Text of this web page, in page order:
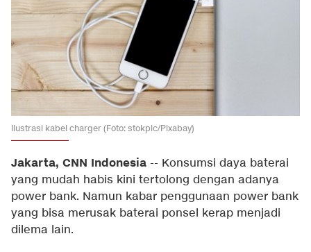
Ilustrasi kabel charger (Foto: stokpic/Pixabay)
Jakarta, CNN Indonesia -- Konsumsi daya baterai
yang mudah habis kini tertolong dengan adanya
power bank. Namun kabar penggunaan power bank
yang bisa merusak baterai ponsel kerap menjadi
dilema lain.